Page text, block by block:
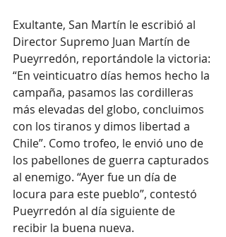
Exultante, San Martín le escribió al
Director Supremo Juan Martín de
Pueyrredón, reportándole la victoria:
“En veinticuatro días hemos hecho la
campaña, pasamos las cordilleras
más elevadas del globo, concluimos
con los tiranos y dimos libertad a
Chile”. Como trofeo, le envió uno de
los pabellones de guerra capturados
al enemigo. “Ayer fue un día de
locura para este pueblo”, contestó
Pueyrredón al día siguiente de
recibir la buena nueva.